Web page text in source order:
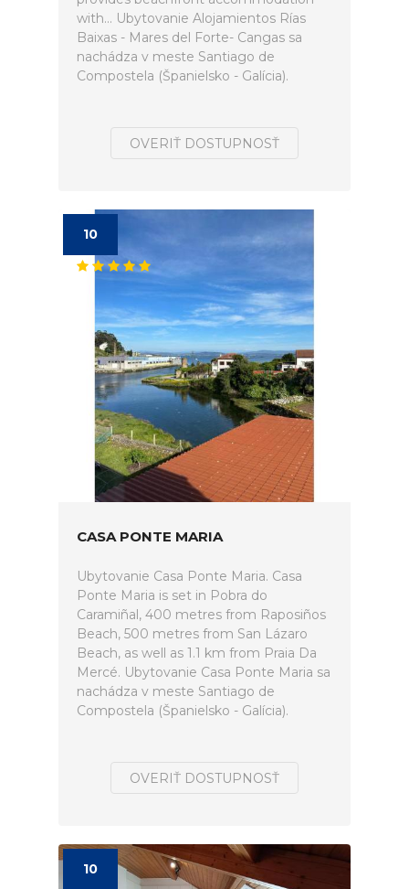
with... Ubytovanie Alojamientos Rías
Baixas - Mares del Forte- Cangas sa
nachádza v meste Santiago de
Compostela (Španielsko - Galícia).
OVERIŤ DOSTUPNOSŤ
10
CASA PONTE MARIA
Ubytovanie Casa Ponte Maria. Casa
Ponte Maria is set in Pobra do
Caramiñal, 400 metres from Raposiños
Beach, 500 metres from San Lázaro
Beach, as well as 1.1 km from Praia Da
Mercé. Ubytovanie Casa Ponte Maria sa
nachádza v meste Santiago de
Compostela (Španielsko - Galícia).
OVERIŤ DOSTUPNOSŤ
10